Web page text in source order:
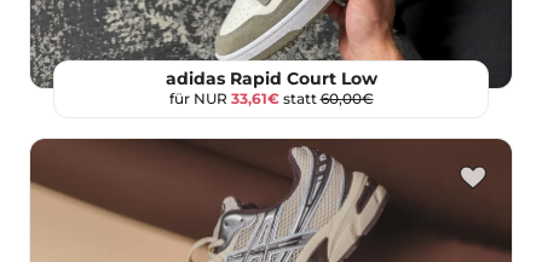
adidas Rapid Court Low
für NUR 33,61€statt60,00€